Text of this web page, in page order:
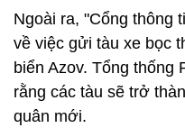
Ngoài ra, "Cổng thông
về việc gửi tàu xe bọc
biển Azov. Tổng thống
rằng các tàu sẽ trở
quân mới.